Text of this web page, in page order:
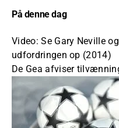
På denne dag
Video: Se Gary Neville
udfordringen op (2014)
De Gea afviser